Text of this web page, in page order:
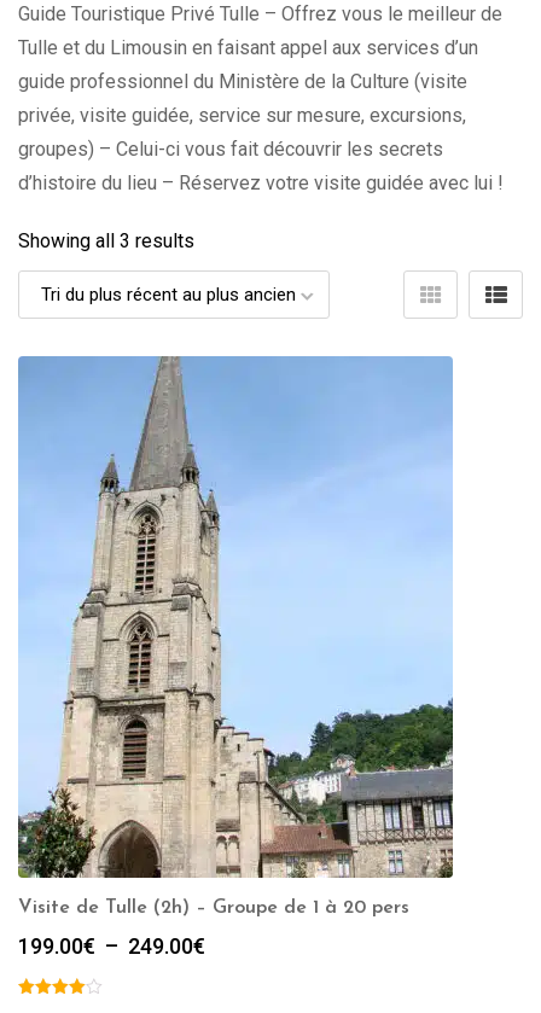
Guide Touristique Privé Tulle – Offrez vous le meilleur de
Tulle et du Limousin en faisant appel aux services d’un
guide professionnel du Ministère de la Culture (visite
privée, visite guidée, service sur mesure, excursions,
groupes) – Celui-ci vous fait découvrir les secrets
d’histoire du lieu – Réservez votre visite guidée avec lui !
Showing all 3 results
Visite de Tulle (2h) – Groupe de 1 à 20 pers
199.00€ – 249.00€